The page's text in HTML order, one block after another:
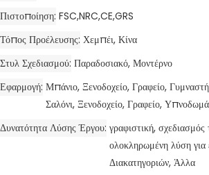
Πιστοποίηση FSC,NRC,CE,GRS
Τόπος Προέλευσης Χεμπέι, Κίνα
Στυλ Σχεδιασμού Παραδοσιακό, Μοντέρνο
Εφαρμογή Μπάνιο, Ξενοδοχείο, Γραφείο,
Σαλόνι, Ξενοδοχείο, Γραφείο,
Δυνατότητα Λύσης Έργου γραφιστική,
ολοκληρωμένη λύση
Διακατηγοριών, Άλλα